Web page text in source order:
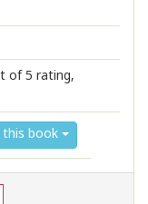
of 5 rating,
book